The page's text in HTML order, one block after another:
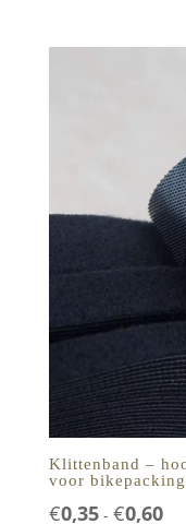
Klittenband –
voor
€0,35 - €0,60